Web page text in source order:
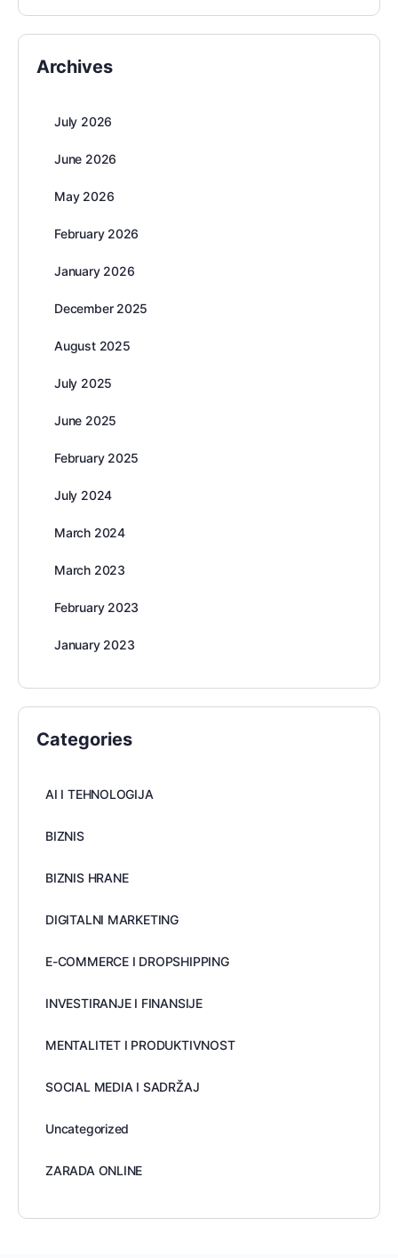
Archives
July 2026
June 2026
May 2026
February 2026
January 2026
December 2025
August 2025
July 2025
June 2025
February 2025
July 2024
March 2024
March 2023
February 2023
January 2023
Categories
AI I TEHNOLOGIJA
BIZNIS
BIZNIS HRANE
DIGITALNI MARKETING
E-COMMERCE I DROPSHIPPING
INVESTIRANJE I FINANSIJE
MENTALITET I PRODUKTIVNOST
SOCIAL MEDIA I SADRŽAJ
Uncategorized
ZARADA ONLINE